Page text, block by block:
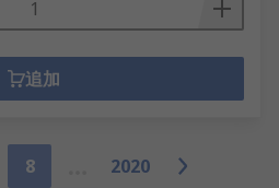
追加
8
2020